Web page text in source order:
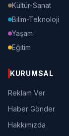
Kültür-Sanat
Bilim-Teknoloji
Yaşam
Eğitim
KURUMSAL
Reklam Ver
Haber Gönder
Hakkımızda